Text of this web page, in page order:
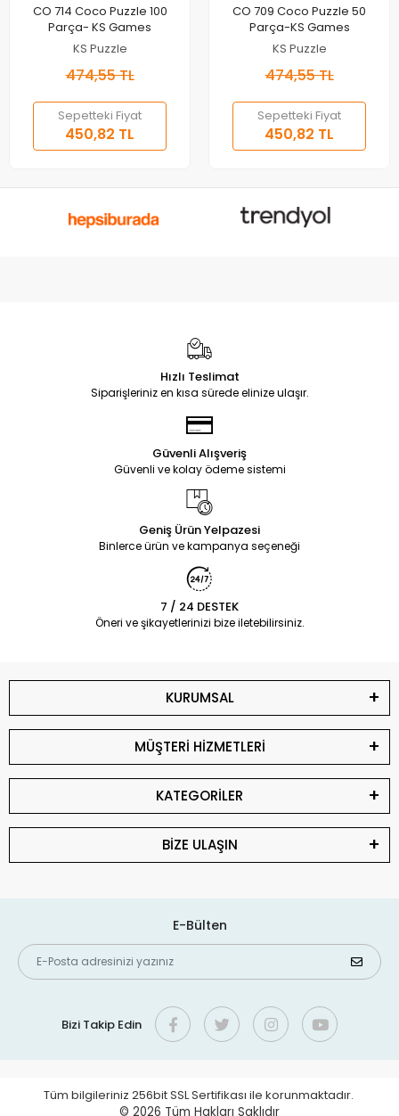
Sepete Ekle
CO 714 Coco Puzzle 100
Parça- KS Games
KS Puzzle
474,55 TL
Sepetteki Fiyat
450,82 TL
Sepete Ekle
CO 709 Coco Puzzle 50
Parça-KS Games
KS Puzzle
474,55 TL
Sepetteki Fiyat
450,82 TL
Hızlı Teslimat
Siparişleriniz en kısa sürede elinize ulaşır.
Güvenli Alışveriş
Güvenli ve kolay ödeme sistemi
Geniş Ürün Yelpazesi
Binlerce ürün ve kampanya seçeneği
7 / 24 DESTEK
Öneri ve şikayetlerinizi bize iletebilirsiniz.
KURUMSAL
MÜŞTERİ HİZMETLERİ
KATEGORİLER
BİZE ULAŞIN
E-Bülten
Bizi Takip Edin
Tüm bilgileriniz 256bit SSL Sertifikası ile korunmaktadır.
© 2026 Tüm Hakları Saklıdır